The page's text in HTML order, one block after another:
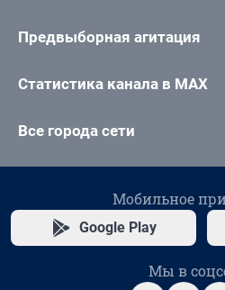
Предвыборная агитация
Статистика канала в MAX
Все города сети
Мобильное
Google Play
Мы в